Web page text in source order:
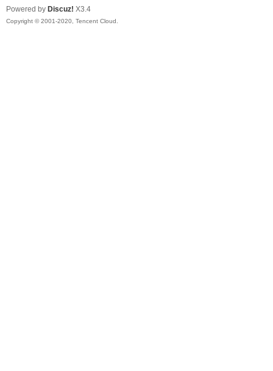
Powered by Discuz! X3.4
Copyright © 2001-2020, Tencent Cloud.